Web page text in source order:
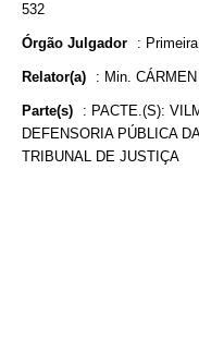
532
Órgão Julgador :
Relator(a) : Min.
Parte(s) : PACTE.(S):
DEFENSORIA PÚBLICA
TRIBUNAL DE JUSTIÇA